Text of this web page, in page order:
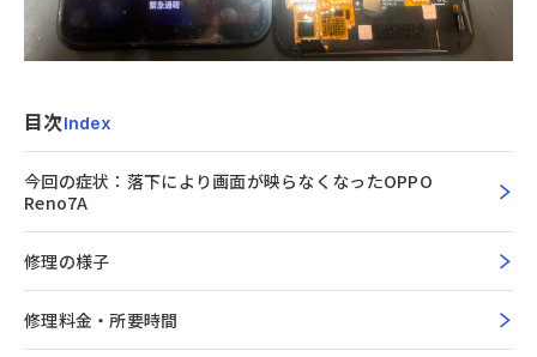
目次Index
今回の症状：落下により画面が映らなくなったOPPO
Reno7A
修理の様子
修理料金・所要時間